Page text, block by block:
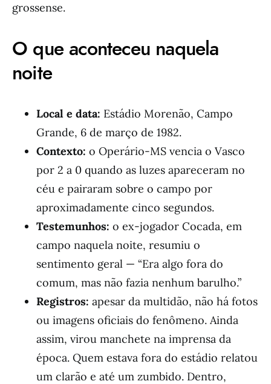
grossense.
O que aconteceu naquela
noite
Local e data: Estádio Morenão, Campo
Grande, 6 de março de 1982.
Contexto: o Operário-MS vencia o Vasco
por 2 a 0 quando as luzes apareceram no
céu e pairaram sobre o campo por
aproximadamente cinco segundos.
Testemunhos: o ex-jogador Cocada, em
campo naquela noite, resumiu o
sentimento geral — “Era algo fora do
comum, mas não fazia nenhum barulho.”
Registros: apesar da multidão, não há fotos
ou imagens oficiais do fenômeno. Ainda
assim, virou manchete na imprensa da
época. Quem estava fora do estádio relatou
um clarão e até um zumbido. Dentro,